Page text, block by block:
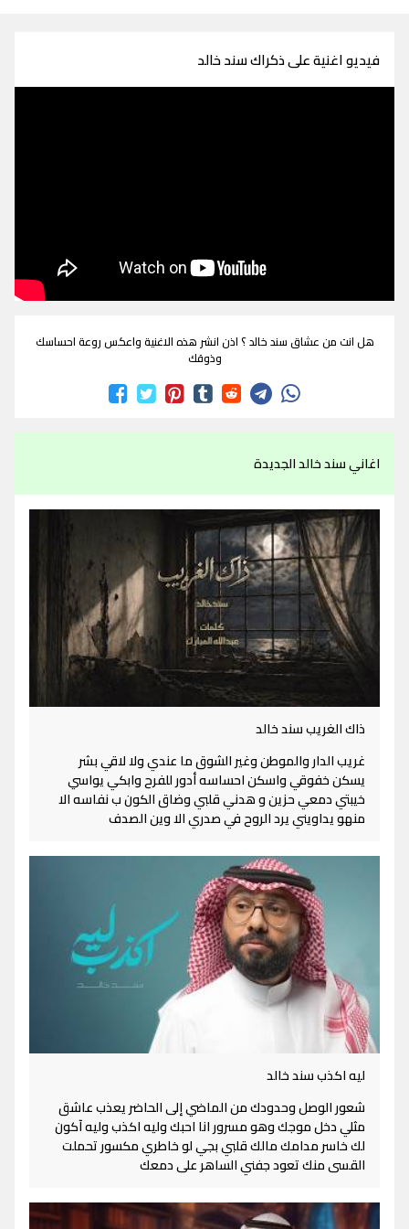
فيديو اغنية على ذكراك سند خالد
هل انت من عشاق سند خالد ؟ اذن انشر هذه الاغنية واعكس روعة احساسك
وذوقك
اغاني سند خالد الجديدة
ذاك الغريب سند خالد
غريب الدار والموطن وغير الشوق ما عندي ولا لاقي بشر
يسكن خفوقي واسكن احساسه أدور للفرح وابكي يواسي
خيبتي دمعي حزين و هدني قلبي وضاق الكون ب نفاسه الا
منهو يداويني يرد الروح في صدري الا وين الصدف
ليه اكذب سند خالد
شعور الوصل وحدودك من الماضي إلى الحاضر يعذب عاشق
مثلي دخل موجك وهو مسرور انا احبك وليه اكذب وليه آكون
لك خاسر مدامك مالك قلبي بجي لو خاطري مكسور تحملت
القسى منك تعود جفني الساهر على دمعك